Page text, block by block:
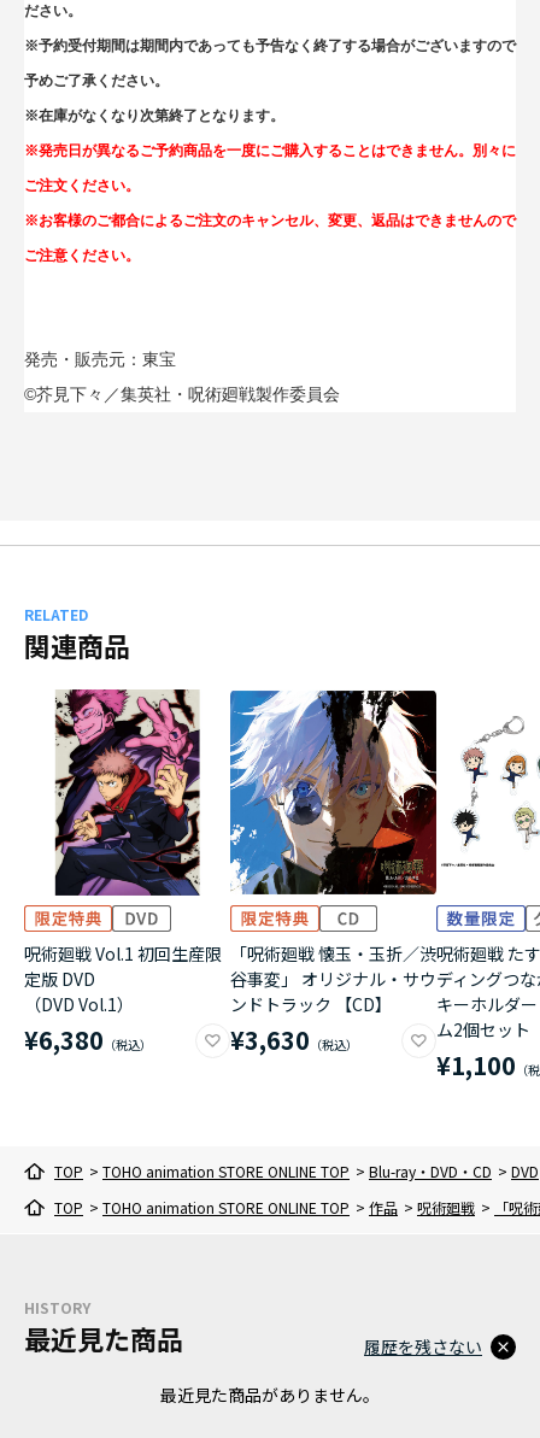
ださい。
※予約受付期間は期間内であっても予告なく終了する場合がございますので
予めご了承ください。
※在庫がなくなり次第終了となります。
※発売日が異なるご予約商品を一度にご購入することはできません。別々に
ご注文ください。
※お客様のご都合によるご注文のキャンセル、変更、返品はできませんので
ご注意ください。
発売・販売元：東宝
©芥見下々／集英社・呪術廻戦製作委員会
RELATED
関連商品
呪術廻戦 Vol.1 初回生産限
定版 DVD
（DVD Vol.1）
¥6,380
「呪術廻戦 懐玉・玉折／渋
谷事変」 オリジナル・サウ
ンドトラック 【CD】
¥3,630
呪術廻戦 た
ディングつ
キーホルダ
ム2個セット
¥1,100
TOP > TOHO animation STORE ONLINE TOP > Blu-ray・DVD・CD > DVD
TOP > TOHO animation STORE ONLINE TOP > 作品 > 呪術廻戦 > 「呪
HISTORY
最近見た商品
最近見た商品がありません。
履歴を残さない